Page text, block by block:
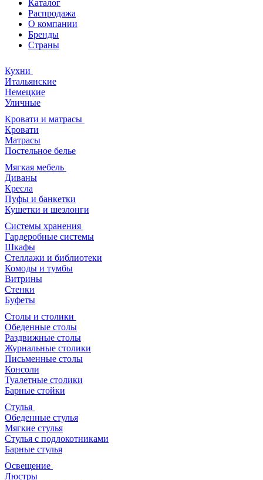
Каталог
Распродажа
О компании
Бренды
Страны
Кухни
Итальянские
Немецкие
Уличные
Кровати и матрасы
Кровати
Матрасы
Постельное белье
Мягкая мебель
Диваны
Кресла
Пуфы и банкетки
Кушетки и шезлонги
Системы хранения
Гардеробные системы
Шкафы
Стеллажи и библиотеки
Комоды и тумбы
Витрины
Стенки
Буфеты
Столы и столики
Обеденные столы
Раздвижные столы
Журнальные столики
Письменные столы
Консоли
Туалетные столики
Барные стойки
Стулья
Обеденные стулья
Мягкие стулья
Стулья с подлокотниками
Барные стулья
Освещение
Люстры